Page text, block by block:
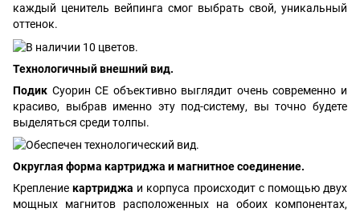
каждый ценитель вейпинга смог выбрать свой, уникальный
оттенок.
Технологичный внешний вид.
Подик Суорин СЕ объективно выглядит очень современно и
красиво, выбрав именно эту под-систему, вы точно будете
выделяться среди толпы.
Округлая форма картриджа и магнитное соединение.
Креплениекартриджа и корпуса происходит с помощью двух
мощных магнитов расположенных на обоих компонентах,